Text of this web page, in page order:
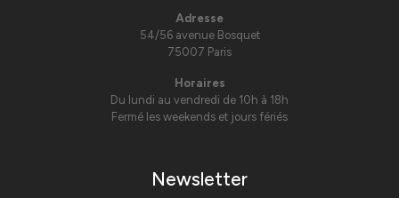
Adresse
54/56 avenue Bosquet
75007 Paris
Horaires
Du lundi au vendredi de 10h à 18h
Fermé les weekends et jours fériés
Newsletter